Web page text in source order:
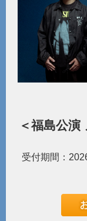
＜福島公演
受付期間：